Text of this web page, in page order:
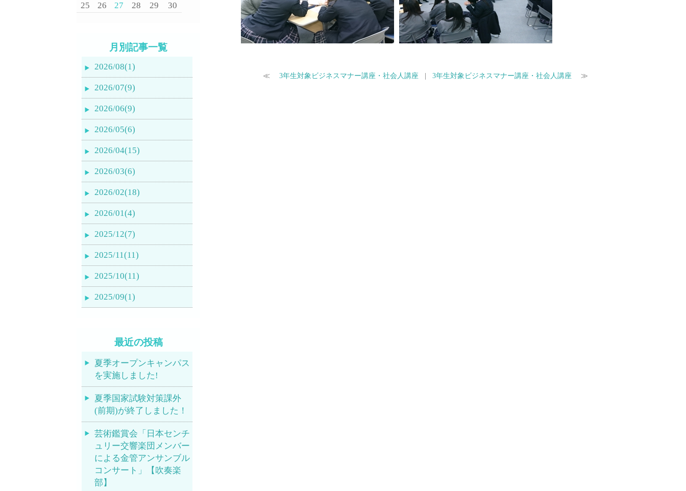
≪ 3年生対象ビジネスマナー講座・社会人講座 | 3年生対象ビジネスマナー講座・社会人講座 ≫
25
26 27 28 29 30
月別記事一覧
2026/08(1)
2026/07(9)
2026/06(9)
2026/05(6)
2026/04(15)
2026/03(6)
2026/02(18)
2026/01(4)
2025/12(7)
2025/11(11)
2025/10(11)
2025/09(1)
最近の投稿
夏季オープンキャンパス
を実施しました!
夏季国家試験対策課外
(前期)が終了しました！
芸術鑑賞会「日本センチ
ュリー交響楽団メンバー
による金管アンサンブル
コンサート」【吹奏楽
部】